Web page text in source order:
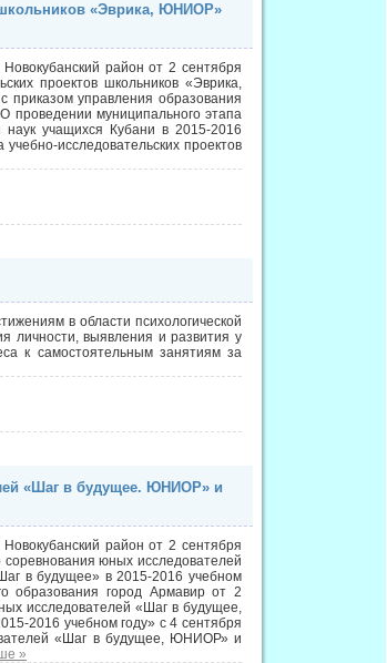
школьников «Эврика, ЮНИОР»
район от 2 сентября
проектов школьников «Эврика,
управления образования
проведении муниципального этапа
наук учащихся Кубани в 2015-2016
исследовательских проектов
в области психологической
личности, выявления и развития у
к самостоятельным занятиям за
«Шаг в будущее. ЮНИОР» и
район от 2 сентября
юных исследователей
в будущее» в 2015-2016 учебном
образования город Армавир от 2
исследователей «Шаг в будущее,
2016 учебном году» с 4 сентября
«Шаг в будущее, ЮНИОР» и
»